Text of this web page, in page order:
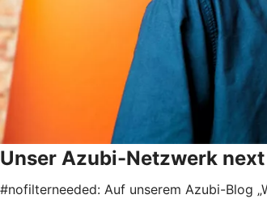
Unser Azubi-Netzwerk next
#nofilterneeded: Auf unserem Azubi-Blog